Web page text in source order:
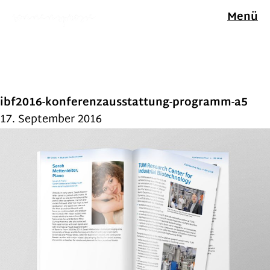
Menü
ibf2016-konferenzausstattung-programm-a5
17. September 2016